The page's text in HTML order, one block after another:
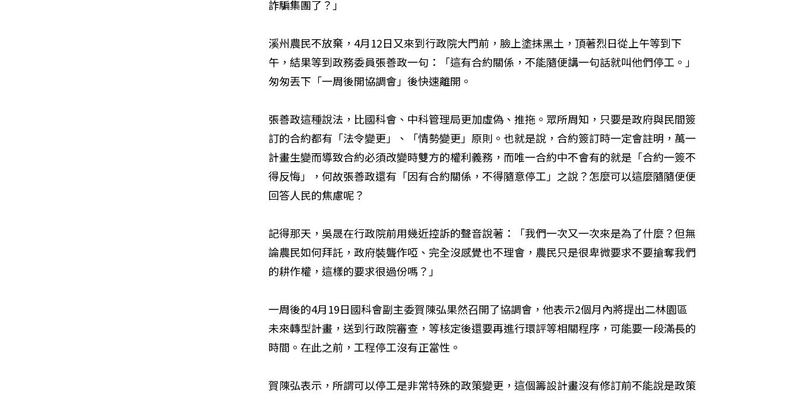
詐騙集團了？」
溪州農民不放棄，4月12日又來到行政院大門前，臉上塗抹黑土，頂著烈日從上午等到下
午，結果等到政務委員張善政一句：「這有合約關係，不能隨便講一句話就叫他們停工。」
匆匆丟下「一周後開協調會」後快速離開。
張善政這種說法，比國科會、中科管理局更加虛偽、推拖。眾所周知，只要是政府與民間簽
訂的合約都有「法令變更」、「情勢變更」原則。也就是說，合約簽訂時一定會註明，萬一
計畫生變而導致合約必須改變時雙方的權利義務，而唯一合約中不會有的就是「合約一簽不
得反悔」，何故張善政還有「因有合約關係，不得隨意停工」之說？怎麼可以這麼隨隨便便
回答人民的焦慮呢？
記得那天，吳晟在行政院前用幾近控訴的聲音說著：「我們一次又一次來是為了什麼？但無
論農民如何拜託，政府裝聾作啞、完全沒感覺也不理會，農民只是很卑微要求不要搶奪我們
的耕作權，這樣的要求很過份嗎？」
一周後的4月19日國科會副主委賀陳弘果然召開了協調會，他表示2個月內將提出二林園區
未來轉型計畫，送到行政院審查，等核定後還要再進行環評等相關程序，可能要一段滿長的
時間。在此之前，工程停工沒有正當性。
賀陳弘表示，所謂可以停工是非常特殊的政策變更，這個籌設計畫沒有修訂前不能說是政策